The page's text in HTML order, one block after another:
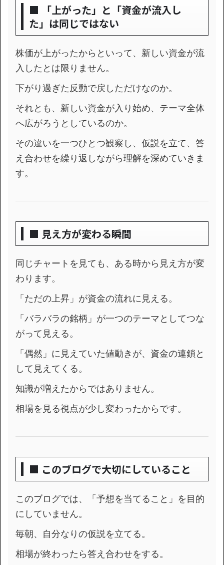
■ 「上がった」と「資金が流入し
た」は同じではない
株価が上がったからといって、新しい資金が流
入したとは限りません。
下がり過ぎた反動で戻しただけなのか。
それとも、新しい資金が入り始め、テーマ全体
へ広がろうとしているのか。
その違いを一つひとつ観察し、仮説を立て、答
え合わせを繰り返しながら理解を深めていきま
す。
■ 見え方が変わる瞬間
同じチャートを見ても、ある時から見え方が変
わります。
「ただの上昇」が資金の流れに見える。
「バラバラの銘柄」が一つのテーマとしてつな
がって見える。
「偶然」に見えていた値動きが、資金の連鎖と
して見えてくる。
知識が増えたからではありません。
相場を見る視点が少し変わったからです。
■ このブログで大切にしていること
このブログでは、「予想を当てること」を目的
にしていません。
毎朝、自分なりの仮説を立てる。
相場が終わったら答え合わせをする。